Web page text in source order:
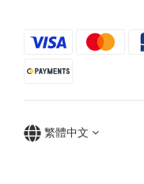
繁體中文